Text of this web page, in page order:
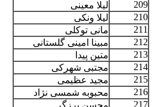
209
لیلا معینی
210
لیلا ونکی
211
مانی توکلی
212
مبینا امینی گلستانی
213
متین پیدا
214
مجتبی شهرکی
215
مجید عظیمی
216
محبوبه شمسی نژاد
217
محسن برزگر